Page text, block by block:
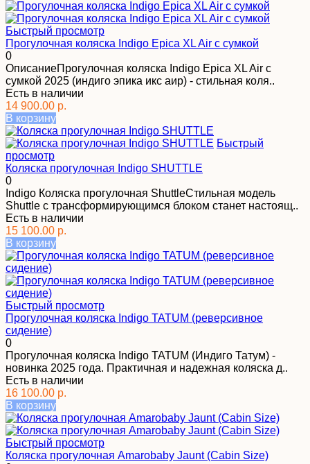
Быстрый просмотр
Прогулочная коляска Indigo Epica XL Air с сумкой
0
ОписаниеПрогулочная коляска Indigo Epica XL Air с
сумкой 2025 (индиго эпика икс аир) - стильная коля..
Есть в наличии
14 900.00 р.
В корзину
Быстрый
просмотр
Коляска прогулочная Indigo SHUTTLE
0
Indigo Коляска прогулочная ShuttleСтильная модель
Shuttle с трансформирующимся блоком станет настоящ..
Есть в наличии
15 100.00 р.
В корзину
Быстрый просмотр
Прогулочная коляска Indigo TATUM (реверсивное
сидение)
0
Прогулочная коляска Indigo TATUM (Индиго Татум) -
новинка 2025 года. Практичная и надежная коляска д..
Есть в наличии
16 100.00 р.
В корзину
Быстрый просмотр
Коляска прогулочная Amarobaby Jaunt (Cabin Size)